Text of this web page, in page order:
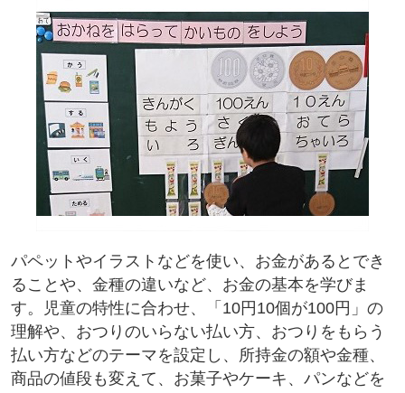
パペットやイラストなどを使い、お金があるとでき
ることや、金種の違いなど、お金の基本を学びま
す。児童の特性に合わせ、「10円10個が100円」の
理解や、おつりのいらない払い方、おつりをもらう
払い方などのテーマを設定し、所持金の額や金種、
商品の値段も変えて、お菓子やケーキ、パンなどを